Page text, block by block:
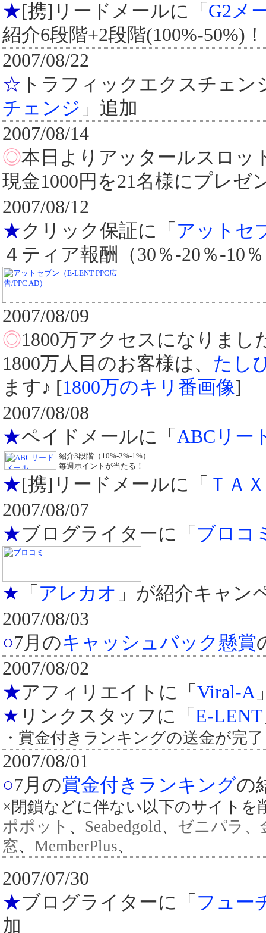
★[携]リードメールに「 G2メ
紹介6段階+2段階(100%-50%)！
2007/08/22
☆ トラフィックエクスチェン
チェンジ 」追加
2007/08/14
◎本日よりアッタールスロッ
現金1000円を21名様にプレゼ
2007/08/12
★クリック保証に「 アットセ
４ティア報酬（30％-20％-10
2007/08/09
◎1800万アクセスになりまし
1800万人目のお客様は、 たし
ます♪ [1800万のキリ番画像]
2007/08/08
★ペイドメールに「 ABCリー
紹介3段階（10%-2%-1%）
毎週ポイントが当たる！
★[携]リードメールに「 ＴＡ
2007/08/07
★ブログライターに「 ブロコ
★ 「 アレカオ 」が紹介キャン
2007/08/03
○7月のキャッシュバック懸賞
2007/08/02
★アフィリエイトに「 Viral-A
★ リンクスタッフに「 E-LENT
・賞金付きランキングの送金が完
2007/08/01
○7月の賞金付きランキングの
×閉鎖などに伴ない以下のサイトを
ポポット 、 Seabedgold、 ゼニパラ、
窓、 MemberPlus、
2007/07/30
★ブログライターに「 フュー
加